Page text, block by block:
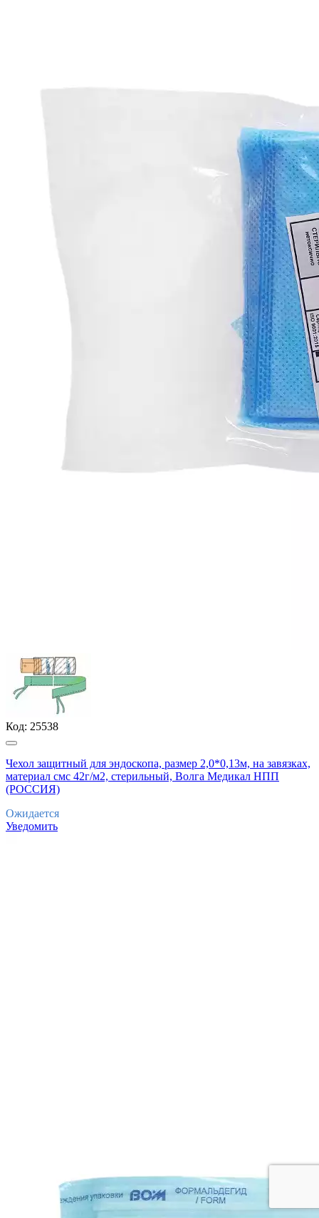
Код: 25538
Чехол защитный для эндоскопа, размер 2,0*0,13м, на завязках,
материал смс 42г/м2, стерильный, Волга Медикал НПП
(РОССИЯ)
Ожидается
Уведомить